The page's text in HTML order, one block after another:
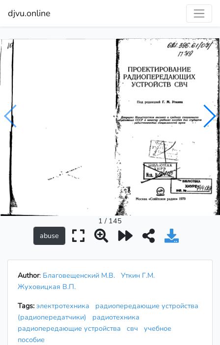
djvu.online
1 / 145
Author: Благовещенский М.В. Уткин Г.М.
Жуховицкая В.П.
Tags: электротехника
радиопередающие устройства
(радиопередатчики)
радиотехника
радиопередающие устройства
свч
учебное
пособие